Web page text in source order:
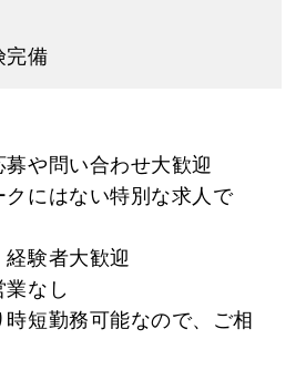
！
なたの成長をバックアップし
しましょう！
ャリアパスがあるので、頑張
に反映されるシステムがあり
完備
募や問い合わせ大歓迎
クにはない特別な求人で
経験者大歓迎
業なし
時短勤務可能なので、ご相